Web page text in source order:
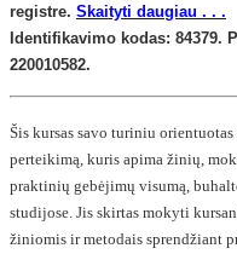
registre. Skaityti daugiau . . .
Identifikavimo kodas: 84379.
220010582.
Šis kursas savo turiniu
perteikimą, kuris apima žinių,
praktinių gebėjimų visumą,
studijose. Jis skirtas mokyti
žiniomis ir metodais sprendžiant